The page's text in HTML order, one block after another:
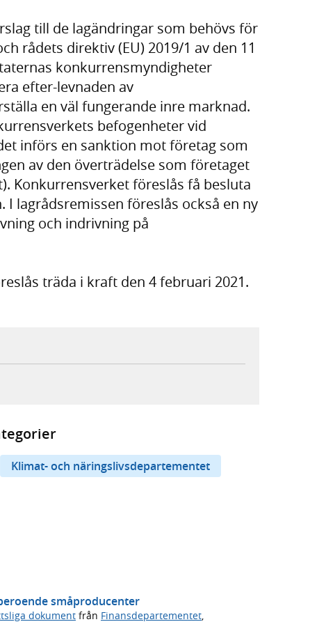
till de lagändringar som behövs för
rådets direktiv (EU) 2019/1 av den 11
konkurrensmyndigheter
efter-levnaden av
en väl fungerande inre marknad.
befogenheter vid
införs en sanktion mot företag som
av den överträdelse som företaget
Konkurrensverket föreslås få besluta
lagrådsremissen föreslås också en ny
och indrivning på
träda i kraft den 4 februari 2021.
flik, extern webbplats,
din e-postklient,
Klimat- och näringslivsdepartementet
småproducenter
dokument från Finansdepartementet